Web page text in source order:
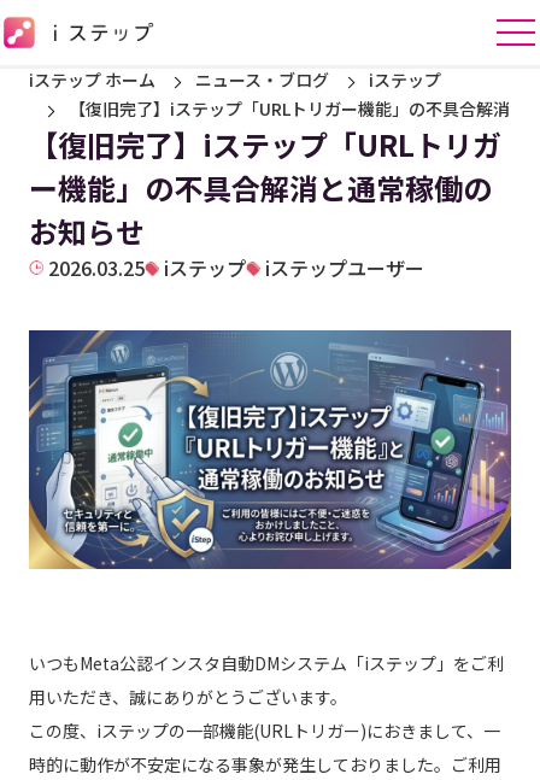
iステップ ホーム ニュース・ブログ
iステップ
【復旧完了】iステップ「URLトリガー機能」の不具合解消と
【復旧完了】iステップ「URLトリガ
ー機能」の不具合解消と通常稼働の
お知らせ
2026.03.25 iステップ iステップユーザー
いつもMeta公認インスタ自動DMシステム「iステップ」をご利
用いただき、誠にありがとうございます。
この度、iステップの一部機能(URLトリガー)におきまして、一
時的に動作が不安定になる事象が発生しておりました。ご利用